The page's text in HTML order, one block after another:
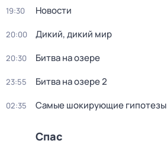
19:30 Новости
20:00 Дикий, дикий мир
20:30 Битва на озере
23:55 Битва на озере 2
02:35 Самые шoкиpующие гипотезы
Спас